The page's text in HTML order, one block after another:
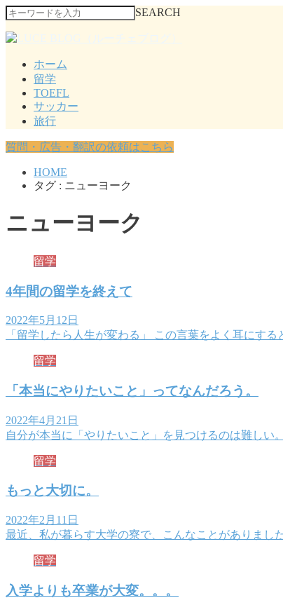
SEARCH
ホーム
留学
TOEFL
サッカー
旅行
質問・広告・翻訳の依頼はこちら
HOME
タグ : ニューヨーク
ニューヨーク
留学
4年間の留学を終えて
2022年5月12日
「留学したら人生が変わる」 この言葉をよく耳にす
留学
「本当にやりたいこと」ってなんだろう。
2022年4月21日
自分が本当に「やりたいこと」を見つけるのは難し
留学
もっと大切に。
2022年2月11日
最近、私が暮らす大学の寮で、こんなことがありまし
留学
入学よりも卒業が大変。。。